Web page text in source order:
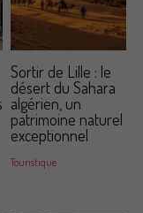
Sortir de Lille : le
désert du Sahara
algérien, un
patrimoine naturel
exceptionnel
Touristique